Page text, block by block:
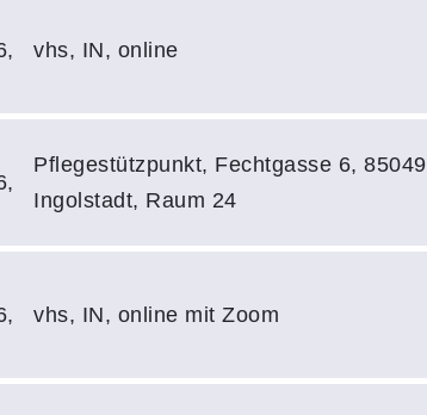
vhs, IN, online
Pflegestützpunkt, Fechtgasse 6, 85049
Ingolstadt, Raum 24
vhs, IN, online mit Zoom